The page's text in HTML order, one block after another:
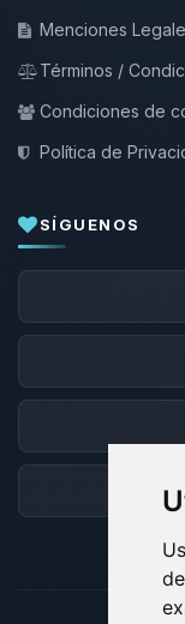
Menciones
Términos /
Condiciones de
Política de
SÍGUENOS